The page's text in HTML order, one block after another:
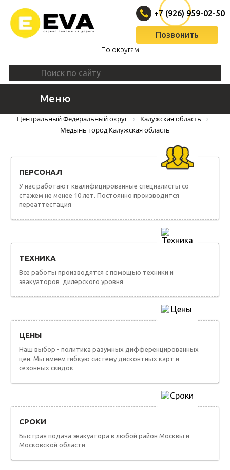
По округам
+7 (926) 959-02-50
Позвонить
Меню
Центральный Федеральный округ
Калужская область
Медынь город Калужская область
ПЕРСОНАЛ
У нас работают квалифицированные специалисты со
стажем не менее 10 лет. Постоянно производится
переаттестация
ТЕХНИКА
Все работы производятся с помощью техники и
эвакуаторов дилерского уровня
ЦЕНЫ
Наш выбор - политика разумных дифференцированных
цен. Мы имеем гибкую систему дисконтных карт и
сезонных скидок
СРОКИ
Быстрая подача эвакуатора в любой район Москвы и
Московской области